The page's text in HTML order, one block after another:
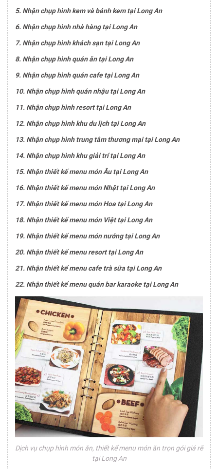
5. Nhận chụp hình kem và bánh kem tại Long An
6. Nhận chụp hình nhà hàng tại Long An
7. Nhận chụp hình khách sạn tại Long An
8. Nhận chụp hình quán ăn tại Long An
9. Nhận chụp hình quán cafe tại Long An
10. Nhận chụp hình quán nhậu tại Long An
11. Nhận chụp hình resort tại Long An
12. Nhận chụp hình khu du lịch tại Long An
13. Nhận chụp hình trung tâm thương mại tại Long An
14. Nhận chụp hình khu giải trí tại Long An
15. Nhận thiết kế menu món Âu tại Long An
16. Nhận thiết kế menu món Nhật tại Long An
17. Nhận thiết kế menu món Hoa tại Long An
18. Nhận thiết kế menu món Việt tại Long An
19. Nhận thiết kế menu món nướng tại Long An
20. Nhận thiết kế menu resort tại Long An
21. Nhận thiết kế menu cafe trà sữa tại Long An
22. Nhận thiết kế menu quán bar karaoke tại Long An
Dịch vụ chụp hình món ăn, thiết kế menu món ăn trọn gói giá rẽ
tại Long An